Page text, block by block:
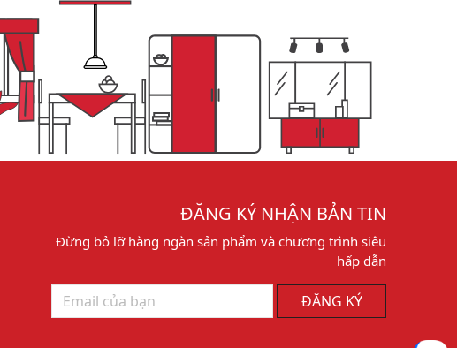
ĐĂNG KÝ NHẬN BẢN TIN
Đừng bỏ lỡ hàng ngàn sản phẩm và chương trình siêu
hấp dẫn
ĐĂNG KÝ